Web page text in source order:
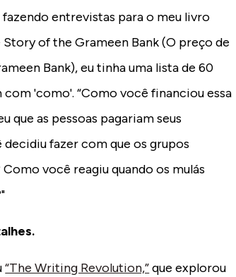
fazendo entrevistas para o meu livro
of the Grameen Bank (O preço de
Bank), eu tinha uma lista de 60
'como'. “Como você financiou essa
que as pessoas pagariam seus
fazer com que os grupos
você reagiu quando os mulás
“The Writing Revolution,”que explorou